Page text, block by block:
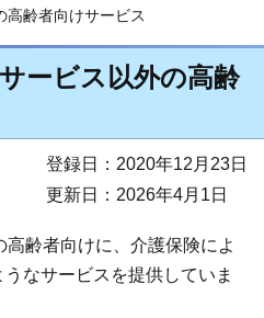
高齢者向けサービス
ービス以外の高齢
登録日：2020年12月23日
更新日：2026年4月1日
齢者向けに、介護保険によ
なサービスを提供していま